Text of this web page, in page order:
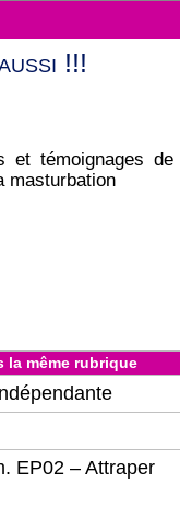
!!!
et témoignages de
masturbation
la même rubrique
EP02 – Attraper